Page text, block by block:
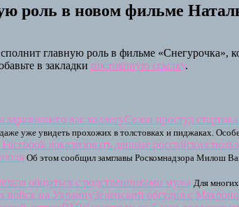
роль в новом фильме
главную роль в фильме «Снегурочка»,
в закладки постоянную ссылку.
Сезон простуд
уже увидеть прохожих в толстовках и пиджаках.
Об этом сообщил замглавы Роскомнадзора Милош
общаться с родственниками мужа Для
Зеленский обсудил с